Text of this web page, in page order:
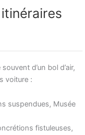
d’un bol d’air,
voiture :
suspendues, Musée
fistuleuses,